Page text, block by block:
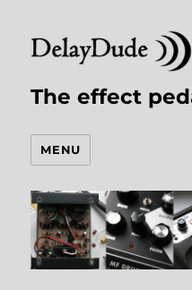
The effect
MENU